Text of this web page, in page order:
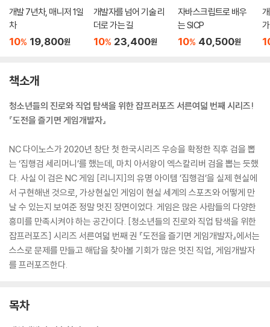
개발 7년차, 매니저 1일
차
10% 19,800원
개발자를 넘어 기술 리
더로 가는 길
10% 23,400원
자바스크립트로 배우
는 SICP
10% 40,500원
책소개
청소년들의 진로와 직업 탐색을 위한 잡프러포즈 서른여덟 번째 시리즈!
『도전을 즐기면 게임개발자』
NC 다이노스가 2020년 창단 첫 한국시리즈 우승을 확정한 직후 검을 뽑
는 ‘집행검 세리머니’를 했는데, 마치 아서왕이 엑스칼리버 검을 뽑는 듯했
다. 사실 이 검은 NC 게임 [리니지]의 유명 아이템 ’집행검’을 실제 현실에
서 구현해낸 것으로, 가상현실인 게임이 현실 세계의 스포츠와 어떻게 만
날 수 있는지 보여준 정말 멋진 장면이었다. 게임은 많은 사람들의 다양한
흥미를 만족시켜야 하는 공간이다. [청소년들의 진로와 직업 탐색을 위한
잡프러포즈] 시리즈 서른여덟 번째 권 『도전을 즐기면 게임개발자』에서는
스스로 문제를 만들고 해답을 찾아볼 기회가 많은 멋진 직업, 게임개발자
를 프러포즈한다.
목차